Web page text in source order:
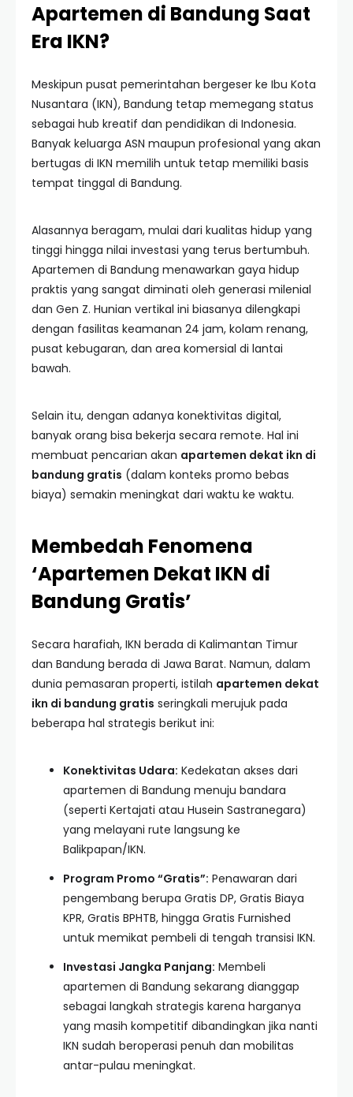
Apartemen di Bandung Saat
Era IKN?
Meskipun pusat pemerintahan bergeser ke Ibu Kota
Nusantara (IKN), Bandung tetap memegang status
sebagai hub kreatif dan pendidikan di Indonesia.
Banyak keluarga ASN maupun profesional yang akan
bertugas di IKN memilih untuk tetap memiliki basis
tempat tinggal di Bandung.
Alasannya beragam, mulai dari kualitas hidup yang
tinggi hingga nilai investasi yang terus bertumbuh.
Apartemen di Bandung menawarkan gaya hidup
praktis yang sangat diminati oleh generasi milenial
dan Gen Z. Hunian vertikal ini biasanya dilengkapi
dengan fasilitas keamanan 24 jam, kolam renang,
pusat kebugaran, dan area komersial di lantai
bawah.
Selain itu, dengan adanya konektivitas digital,
banyak orang bisa bekerja secara remote. Hal ini
membuat pencarian akan apartemen dekat ikn di
bandung gratis (dalam konteks promo bebas
biaya) semakin meningkat dari waktu ke waktu.
Membedah Fenomena
‘Apartemen Dekat IKN di
Bandung Gratis’
Secara harafiah, IKN berada di Kalimantan Timur
dan Bandung berada di Jawa Barat. Namun, dalam
dunia pemasaran properti, istilah apartemen dekat
ikn di bandung gratis seringkali merujuk pada
beberapa hal strategis berikut ini:
Konektivitas Udara: Kedekatan akses dari
apartemen di Bandung menuju bandara
(seperti Kertajati atau Husein Sastranegara)
yang melayani rute langsung ke
Balikpapan/IKN.
Program Promo “Gratis”: Penawaran dari
pengembang berupa Gratis DP, Gratis Biaya
KPR, Gratis BPHTB, hingga Gratis Furnished
untuk memikat pembeli di tengah transisi IKN.
Investasi Jangka Panjang: Membeli
apartemen di Bandung sekarang dianggap
sebagai langkah strategis karena harganya
yang masih kompetitif dibandingkan jika nanti
IKN sudah beroperasi penuh dan mobilitas
antar-pulau meningkat.